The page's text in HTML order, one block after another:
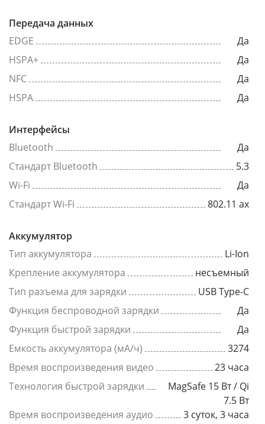
Передача данных
EDGE
Да
HSPA+
Да
NFC
Да
HSPA
Да
Интерфейсы
Bluetooth
Да
Стандарт Bluetooth
5.3
Wi-Fi
Да
Стандарт Wi-Fi
802.11 ax
Аккумулятор
Тип аккумулятора
Li-Ion
Крепление аккумулятора
несъемный
Тип разъема для зарядки
USB Type-C
Функция беспроводной зарядки
Да
Функция быстрой зарядки
Да
Емкость аккумулятора (мА/ч)
3274
Время воспроизведения видео
23 часа
Технология быстрой зарядки
MagSafe 15 Вт / Qi
7.5 Вт
Время воспроизведения аудио
3 суток, 3 часа